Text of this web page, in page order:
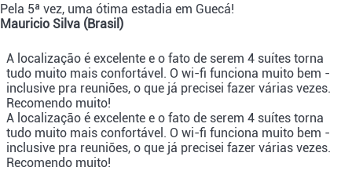
Pela 5ª vez, uma ótima estadia em Guecá!
Mauricio Silva (Brasil)
A localização é excelente e o fato de serem 4 suítes torna
tudo muito mais confortável. O wi-fi funciona muito bem -
inclusive pra reuniões, o que já precisei fazer várias vezes.
Recomendo muito!
A localização é excelente e o fato de serem 4 suítes torna
tudo muito mais confortável. O wi-fi funciona muito bem -
inclusive pra reuniões, o que já precisei fazer várias vezes.
Recomendo muito!